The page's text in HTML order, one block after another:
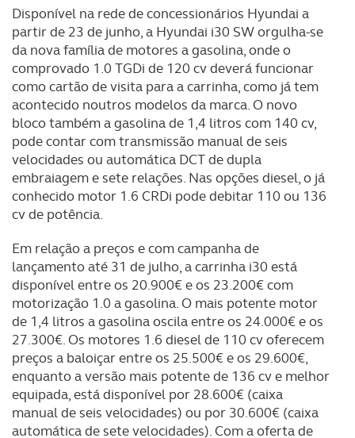
Disponível na rede de concessionários Hyundai a
partir de 23 de junho, a Hyundai i30 SW orgulha-se
da nova família de motores a gasolina, onde o
comprovado 1.0 TGDi de 120 cv deverá funcionar
como cartão de visita para a carrinha, como já tem
acontecido noutros modelos da marca. O novo
bloco também a gasolina de 1,4 litros com 140 cv,
pode contar com transmissão manual de seis
velocidades ou automática DCT de dupla
embraiagem e sete relações. Nas opções diesel, o já
conhecido motor 1.6 CRDi pode debitar 110 ou 136
cv de potência.
Em relação a preços e com campanha de
lançamento até 31 de julho, a carrinha i30 está
disponível entre os 20.900€ e os 23.200€ com
motorização 1.0 a gasolina. O mais potente motor
de 1,4 litros a gasolina oscila entre os 24.000€ e os
27.300€. Os motores 1.6 diesel de 110 cv oferecem
preços a baloiçar entre os 25.500€ e os 29.600€,
enquanto a versão mais potente de 136 cv e melhor
equipada, está disponível por 28.600€ (caixa
manual de seis velocidades) ou por 30.600€ (caixa
automática de sete velocidades). Com a oferta de